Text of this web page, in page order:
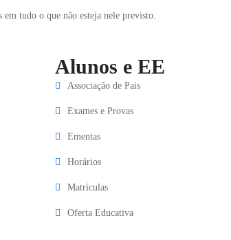
tudo o que não esteja nele previsto.
Alunos e EE
Associação de Pais
Exames e Provas
Ementas
Horários
Matrículas
Oferta Educativa